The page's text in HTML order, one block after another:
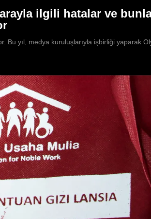
ilgili hatalar ve
yıl, medya kuruluşlarıyla işbirliği yaparak